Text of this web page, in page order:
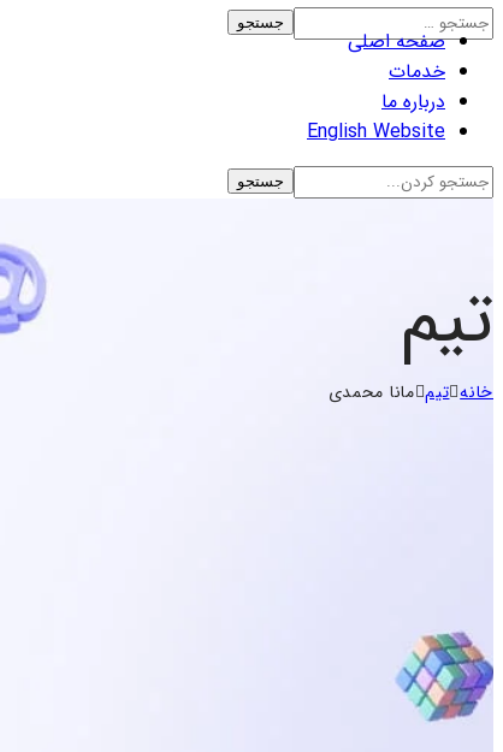
صفحه اصلی
خدمات
درباره ما
English Website
تیم
خانه تیم مانا محمدی